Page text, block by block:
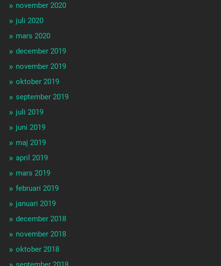
november 2020
juli 2020
mars 2020
december 2019
november 2019
oktober 2019
september 2019
juli 2019
juni 2019
maj 2019
april 2019
mars 2019
februari 2019
januari 2019
december 2018
november 2018
oktober 2018